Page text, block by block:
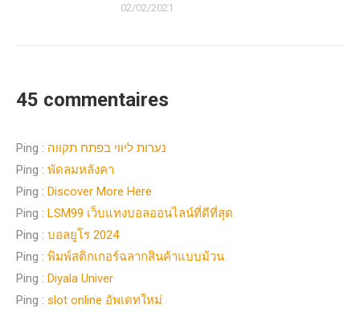
02/02/2021
45 commentaires
Ping : נערות ליווי בפתח תקווה
Ping : พัดลมหลังคา
Ping : Discover More Here
Ping : LSM99 เว็บแทงบอลออนไลน์ที่ดีที่สุด
Ping : บอลยูโร 2024
Ping : พิมพ์สติกเกอร์ฉลากสินค้าแบบม้วน
Ping : Diyala Univer
Ping : slot online อัพเดทใหม่